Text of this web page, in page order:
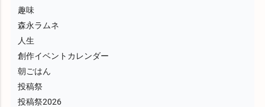
趣味
森永ラムネ
人生
創作イベントカレンダー
朝ごはん
投稿祭
投稿祭2026